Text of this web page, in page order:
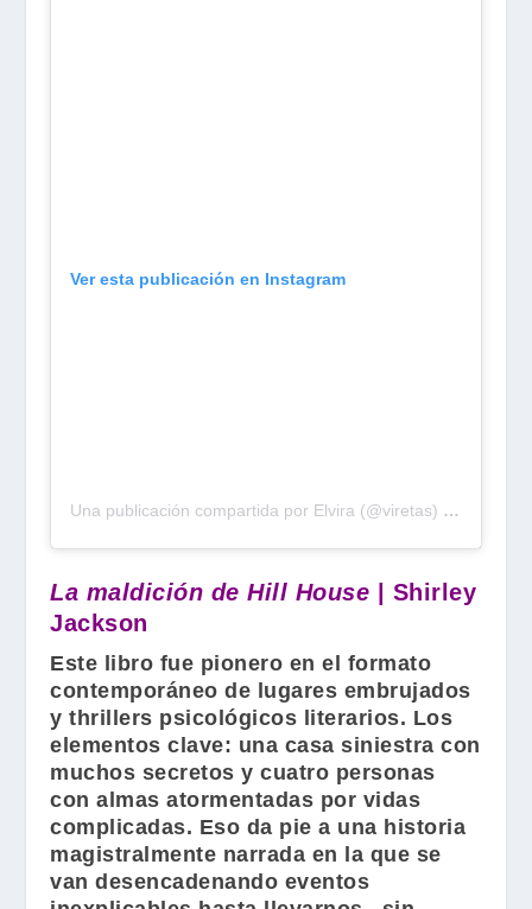
Ver esta publicación en Instagram
Una publicación compartida por Elvira (@viretas)
La maldición de Hill House | Shirley
Jackson
Este libro fue pionero en el formato
contemporáneo de lugares embrujados
y thrillers psicológicos literarios. Los
elementos clave: una casa siniestra con
muchos secretos y cuatro personas
con almas atormentadas por vidas
complicadas. Eso da pie a una historia
magistralmente narrada en la que se
van desencadenando eventos